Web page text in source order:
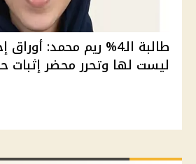
طالبة الـ4% ريم محمد:
ليست لها وتحرر محضر إثبات